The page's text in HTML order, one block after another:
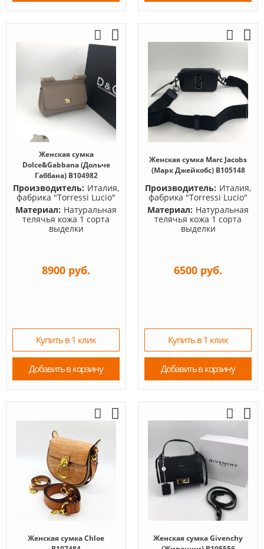
Женская сумка
Dolce&Gabbana (Дольче
Габбана) B104982
Производитель: Италия,
фабрика "Torressi Lucio"
Материал: Натуральная
телячья кожа 1 сорта
выделки
8900 руб.
Купить в 1 клик
Добавить в корзину
Женская сумка Marc Jacobs
(Марк Джейкобс) B105148
Производитель: Италия,
фабрика "Torressi Lucio"
Материал: Натуральная
телячья кожа 1 сорта
выделки
6500 руб.
Купить в 1 клик
Добавить в корзину
Женская сумка Chloe
Женская сумка Givenchy